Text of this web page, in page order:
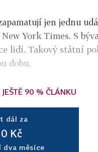
jen jednu
York Times. S
lidí. Takový státní
dobu.
90 % ČLÁNKU
dál za
Kč
dva měsíce